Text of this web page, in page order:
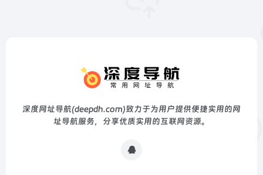
深度网址导航(deepdh.com)致力于为用户提供便捷实用的网
址导航服务，分享优质实用的互联网资源。